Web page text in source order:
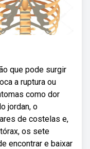
que pode surgir
a ruptura ou
como dor
jordan, o
de costelas e,
os sete
encontrar e baixar